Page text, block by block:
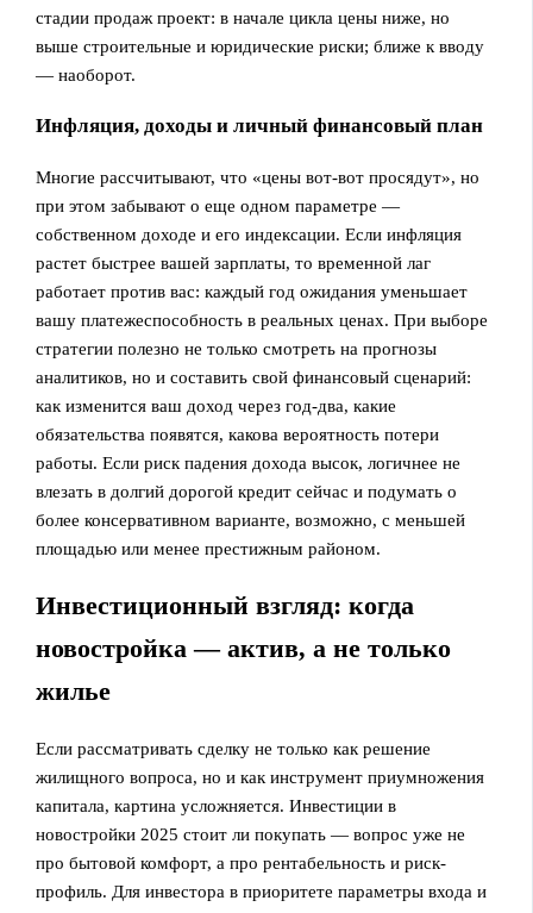
стадии продаж проект: в начале цикла цены ниже, но
выше строительные и юридические риски; ближе к вводу
— наоборот.
Инфляция, доходы и личный финансовый план
Многие рассчитывают, что «цены вот-вот просядут», но
при этом забывают о еще одном параметре —
собственном доходе и его индексации. Если инфляция
растет быстрее вашей зарплаты, то временной лаг
работает против вас: каждый год ожидания уменьшает
вашу платежеспособность в реальных ценах. При выборе
стратегии полезно не только смотреть на прогнозы
аналитиков, но и составить свой финансовый сценарий:
как изменится ваш доход через год-два, какие
обязательства появятся, какова вероятность потери
работы. Если риск падения дохода высок, логичнее не
влезать в долгий дорогой кредит сейчас и подумать о
более консервативном варианте, возможно, с меньшей
площадью или менее престижным районом.
Инвестиционный взгляд: когда
новостройка — актив, а не только
жилье
Если рассматривать сделку не только как решение
жилищного вопроса, но и как инструмент приумножения
капитала, картина усложняется. Инвестиции в
новостройки 2025 стоит ли покупать — вопрос уже не
про бытовой комфорт, а про рентабельность и риск-
профиль. Для инвестора в приоритете параметры входа и